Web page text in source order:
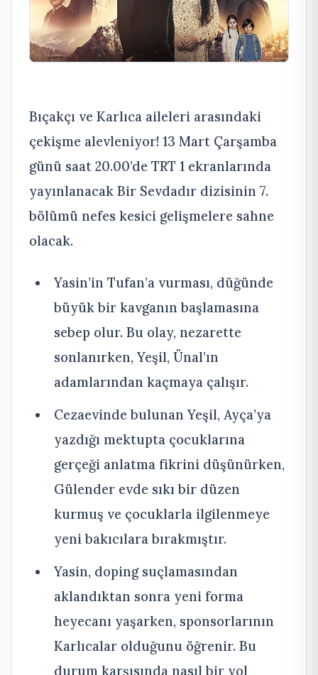
Bıçakçı ve Karlıca aileleri arasındaki
çekişme alevleniyor! 13 Mart Çarşamba
günü saat 20.00’de TRT 1 ekranlarında
yayınlanacak Bir Sevdadır dizisinin 7.
bölümü nefes kesici gelişmelere sahne
olacak.
Yasin’in Tufan’a vurması, düğünde
büyük bir kavganın başlamasına
sebep olur. Bu olay, nezarette
sonlanırken, Yeşil, Ünal’ın
adamlarından kaçmaya çalışır.
Cezaevinde bulunan Yeşil, Ayça’ya
yazdığı mektupta çocuklarına
gerçeği anlatma fikrini düşünürken,
Gülender evde sıkı bir düzen
kurmuş ve çocuklarla ilgilenmeye
yeni bakıcılara bırakmıştır.
Yasin, doping suçlamasından
aklandıktan sonra yeni forma
heyecanı yaşarken, sponsorlarının
Karlıcalar olduğunu öğrenir. Bu
durum karşısında nasıl bir yol